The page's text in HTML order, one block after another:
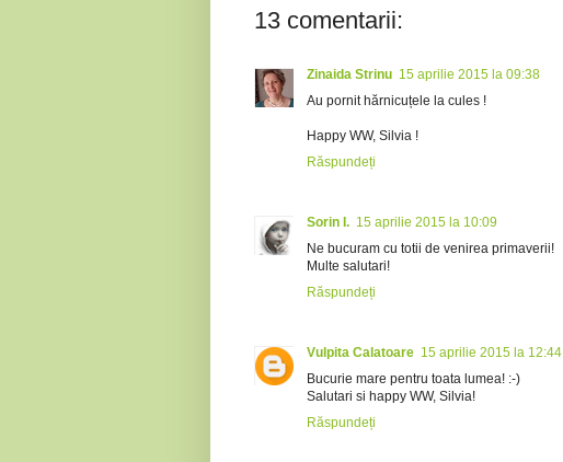
13 comentarii:
Zinaida Strinu 15 aprilie 2015 la 09:38
Au pornit hărnicuțele la cules !
Happy WW, Silvia !
Răspundeți
Sorin I. 15 aprilie 2015 la 10:09
Ne bucuram cu totii de venirea primaverii!
Multe salutari!
Răspundeți
Vulpita Calatoare 15 aprilie 2015 la 12:44
Bucurie mare pentru toata lumea! :-)
Salutari si happy WW, Silvia!
Răspundeți